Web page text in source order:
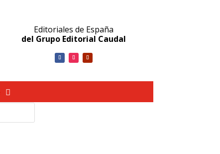
Editoriales de España
del Grupo Editorial Caudal